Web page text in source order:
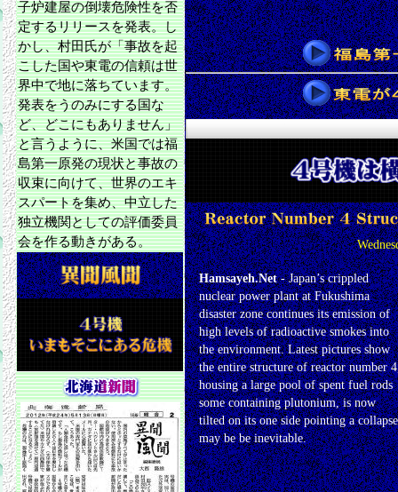
子炉建屋の倒壊危険性を否
定するリリースを発表。し
かし、村田氏が「事故を起
こした国や東電の信頼は世
界中で地に落ちています。
発表をうのみにする国な
ど、どこにもありません」
と言うように、米国では福
島第一原発の現状と事故の
収束に向けて、世界のエキ
スパートを集め、中立した
独立機関としての評価委員
会を作る動きがある。
Hamsayeh.Net- Japan’s crippled
nuclear power plant at Fukushima
disaster zone continues its emission of
high levels of radioactive smokes into
the environment. Latest pictures show
the entire structure of reactor number
housing a large pool of spent fuel rods
some containing plutonium, is now
tilted on its one side pointing a collapse
may be be inevitable.